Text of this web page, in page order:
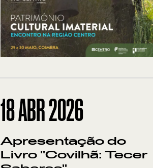
18ABR 2026
Apresentação do
Livro "Covilhã: Tecer